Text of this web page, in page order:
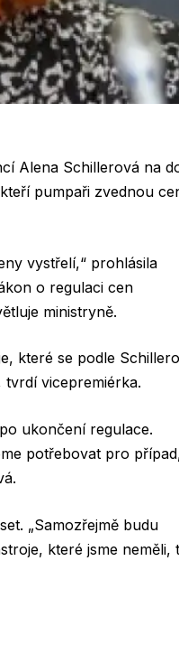
Alena Schillerová na
pumpaři zvednou
vystřelí,“ prohlásila
o regulaci cen
ministryně.
které se podle
vicepremiérka.
ukončení regulace.
potřebovat pro
„Samozřejmě budu
které jsme neměli,